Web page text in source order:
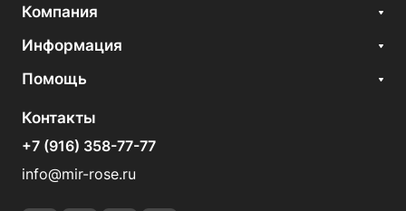
Компания
Информация
Помощь
Контакты
+7 (916) 358-77-77
info@mir-rose.ru